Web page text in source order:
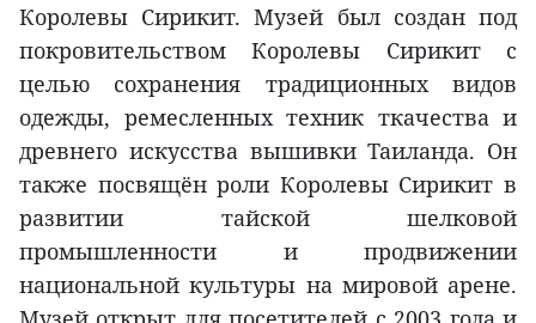
Королевы Сирикит. Музей был создан под
покровительством Королевы Сирикит с
целью сохранения традиционных видов
одежды, ремесленных техник ткачества и
древнего искусства вышивки Таиланда. Он
также посвящён роли Королевы Сирикит в
развитии тайской шелковой
промышленности и продвижении
национальной культуры на мировой арене.